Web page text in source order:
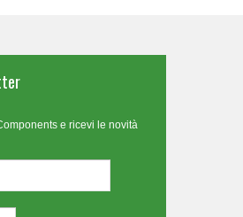
e ricevi le novità